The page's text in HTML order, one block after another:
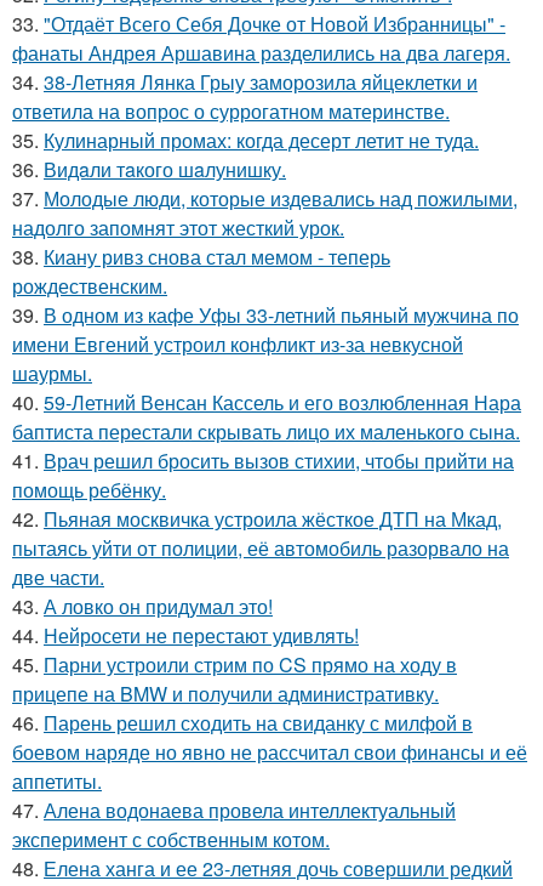
33. "Отдаёт Всего Себя Дочке от Новой Избранницы" -
фанаты Андрея Аршавина разделились на два лагеря.
34. 38-Летняя Лянка Грыу заморозила яйцеклетки и
ответила на вопрос о суррогатном материнстве.
35. Кулинарный промах: когда десерт летит не туда.
36. Видaли тaкого шaлунишку.
37. Молодые люди, которые издевались над пожилыми,
надолго запомнят этот жесткий урок.
38. Киану ривз снова стал мемом - теперь
рождественским.
39. В одном из кафе Уфы 33-летний пьяный мужчина по
имени Евгений устроил конфликт из-за невкусной
шаурмы.
40. 59-Летний Венсан Кассель и его возлюбленная Нара
баптиста перестали скрывать лицо их маленького сына.
41. Врач решил бросить вызов стихии, чтобы прийти на
помощь ребёнку.
42. Пьяная москвичка устроила жёсткое ДТП на Мкад,
пытаясь уйти от полиции, её автомобиль разорвало на
две части.
43. А ловко он придумал это!
44. Нейросети не перестают удивлять!
45. Парни устроили стрим по CS прямо на ходу в
прицепе на BMW и получили административку.
46. Парень решил сходить на свиданку с милфой в
боевом наряде но явно не рассчитал свои финансы и её
аппетиты.
47. Алена водонаева провела интеллектуальный
эксперимент с собственным котом.
48. Елена ханга и ее 23-летняя дочь совершили редкий